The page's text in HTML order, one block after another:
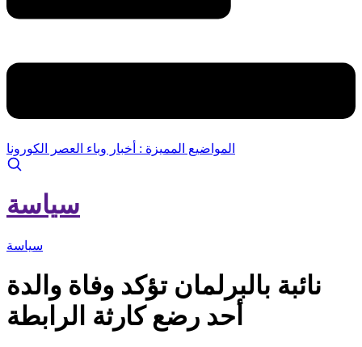
المواضيع المميزة : أخبار وباء العصر الكورونا
سياسة
سياسة
نائبة بالبرلمان تؤكد وفاة والدة
أحد رضع كارثة الرابطة